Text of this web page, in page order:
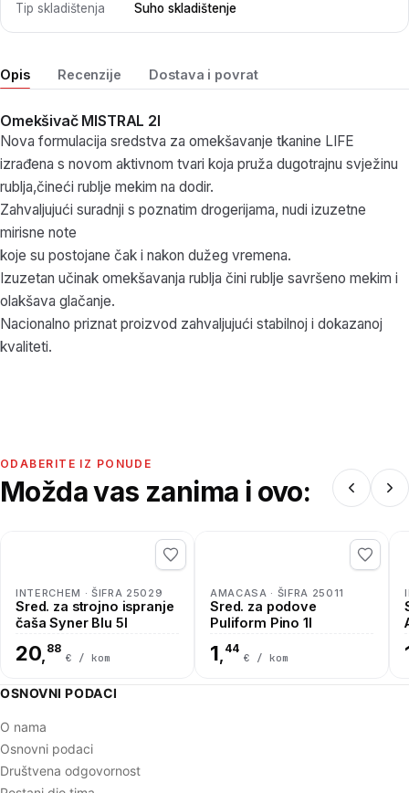
Opis Recenzije Dostava i povrat
Omekšivač MISTRAL 2l
Nova formulacija sredstva za omekšavanje tkanine LIFE
izrađena s novom aktivnom tvari koja pruža dugotrajnu svježinu
rublja,čineći rublje mekim na dodir.
Zahvaljujući suradnji s poznatim drogerijama, nudi izuzetne
mirisne note
koje su postojane čak i nakon dužeg vremena.
Izuzetan učinak omekšavanja rublja čini rublje savršeno mekim i
olakšava glačanje.
Nacionalno priznat proizvod zahvaljujući stabilnoj i dokazanoj
kvaliteti.
Tip skladištenja Suho skladištenje
ODABERITE IZ PONUDE
Možda vas zanima i ovo:
INTERCHEM · ŠIFRA 25029
Sred. za strojno ispranje
čaša Syner Blu 5l
20, 88
€ / kom
AMACASA · ŠIFRA 25011
Sred. za podove
Puliform Pino 1l
1, 44
€ / kom
OSNOVNI PODACI
O nama
Osnovni podaci
Društvena odgovornost